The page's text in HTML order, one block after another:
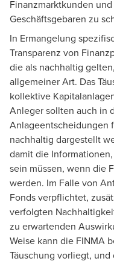
Finanzmarktkunden
Geschäftsgebaren zu
In Ermangelung
Transparenz von
die als nachhaltig
allgemeiner Art. Das
kollektive
Anleger sollten auch in
Anlageentscheidungen
nachhaltig dargestellt
damit die
sein müssen, wenn die
werden. Im Falle von
Fonds verpflichtet,
verfolgten
zu erwartenden
Weise kann die FINMA
Täuschung vorliegt,